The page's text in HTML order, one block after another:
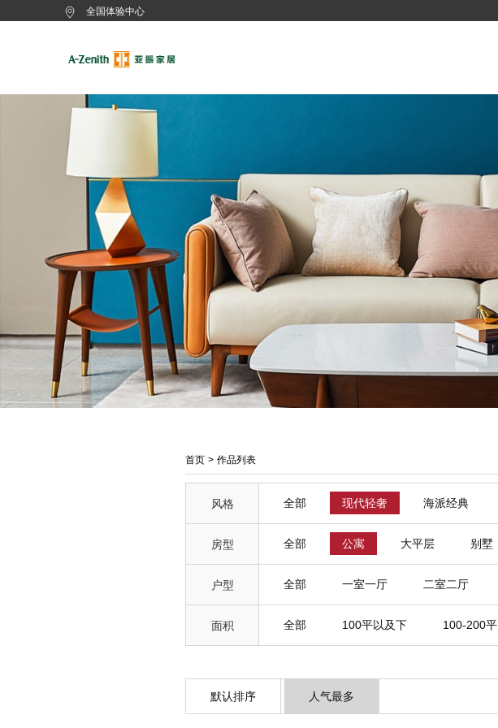
全国体验中心
首页 > 作品列表
风格 全部 现代轻奢 海派经典
房型 全部 公寓 大平层 别墅
户型 全部 一室一厅 二室二厅
面积 全部 100平以及下 100-200平
默认排序 人气最多